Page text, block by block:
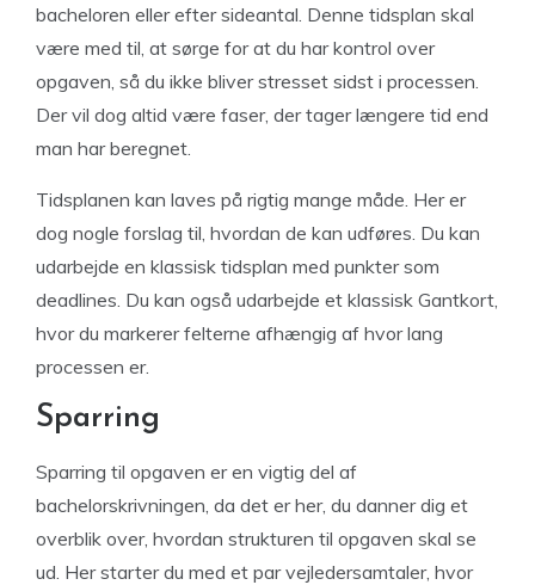
bacheloren eller efter sideantal. Denne tidsplan skal
være med til, at sørge for at du har kontrol over
opgaven, så du ikke bliver stresset sidst i processen.
Der vil dog altid være faser, der tager længere tid end
man har beregnet.
Tidsplanen kan laves på rigtig mange måde. Her er
dog nogle forslag til, hvordan de kan udføres. Du kan
udarbejde en klassisk tidsplan med punkter som
deadlines. Du kan også udarbejde et klassisk Gantkort,
hvor du markerer felterne afhængig af hvor lang
processen er.
Sparring
Sparring til opgaven er en vigtig del af
bachelorskrivningen, da det er her, du danner dig et
overblik over, hvordan strukturen til opgaven skal se
ud. Her starter du med et par vejledersamtaler, hvor